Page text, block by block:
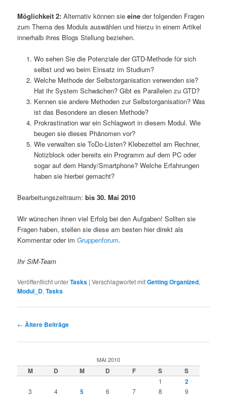
Möglichkeit 2:Alternativ können sieeineder folgenden Fragen
zum Thema des Moduls auswählen und hierzu in einem Artikel
innerhalb ihres Blogs Stellung beziehen.
Wo sehen Sie die Potenziale der GTD-Methode für sich
selbst und wo beim Einsatz im Studium?
Welche Methode der Selbstorganisation verwenden sie?
Hat ihr System Schwächen? Gibt es Parallelen zu GTD?
Kennen sie andere Methoden zur Selbstorganisation? Was
ist das Besondere an diesen Methode?
Prokrastination war ein Schlagwort in diesem Modul. Wie
beugen sie dieses Phänomen vor?
Wie verwalten sie ToDo-Listen? Klebezettel am Rechner,
Notizblock oder bereits ein Programm auf dem PC oder
sogar auf dem Handy/Smartphone? Welche Erfahrungen
haben sie hierbei gemacht?
Bearbeitungszeitraum:bis 30. Mai 2010
Wir wünschen ihnen viel Erfolg bei den Aufgaben! Sollten sie
Fragen haben, stellen sie diese am besten hier direkt als
Kommentar oder imGruppenforum.
Ihr SiM-Team
Veröffentlicht unterTasks |Verschlagwortet mitGetting Organized,
Modul_D,Tasks
Beitragsnavigation
← Ältere Beiträge
MAI 2010
M D M D F S S
1 2
3 4 5 6 7 8 9